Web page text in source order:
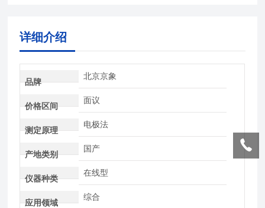
详细介绍
品牌
北京京象
价格区间
面议
测定原理
电极法
产地类别
国产
仪器种类
在线型
应用领域
综合